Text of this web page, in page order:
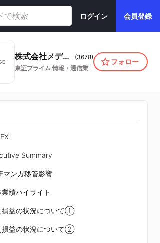
ログイン 会員登録
株式会社メディアドゥ (3678)
東証プライム 情報・通信業
フォロー
Summary
マンガ移管影響
績ハイライト
損益の状況について①
損益の状況について②